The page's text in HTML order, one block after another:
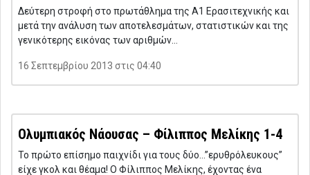
Δεύτερη στροφή στο πρωτάθλημα της Α1 Ερασιτεχνικής και
μετά την ανάλυση των αποτελεσμάτων, στατιστικών και της
γενικότερης εικόνας των αριθμών…
16 Σεπτεμβρίου 2013 στις 04:40
Ολυμπιακός Νάουσας – Φίλιππος Μελίκης 1-4
Το πρώτο επίσημο παιχνίδι για τους δύο…”ερυθρόλευκους”
είχε γκολ και θέαμα! Ο Φίλιππος Μελίκης, έχοντας ένα